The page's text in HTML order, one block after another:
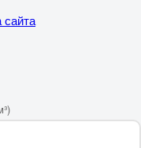
сайта